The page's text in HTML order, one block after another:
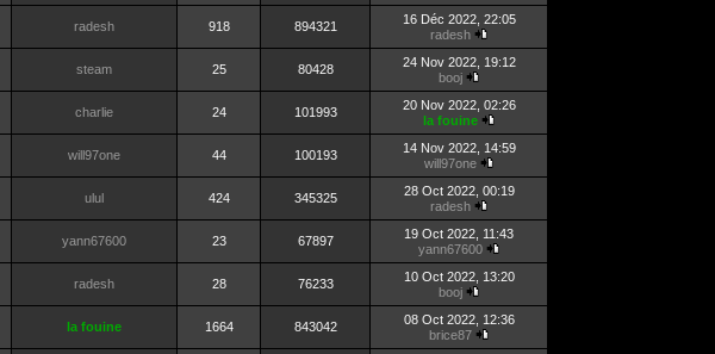
radesh 918 894321
16 Déc 2022, 22:05
radesh
steam 25 80428
24 Nov 2022, 19:12
booj
charlie 24 101993
20 Nov 2022, 02:26
la fouine
will97one 44 100193
14 Nov 2022, 14:59
will97one
ulul 424 345325
28 Oct 2022, 00:19
radesh
yann67600 23 67897
19 Oct 2022, 11:43
yann67600
radesh 28 76233
10 Oct 2022, 13:20
booj
la fouine 1664 843042
08 Oct 2022, 12:36
brice87